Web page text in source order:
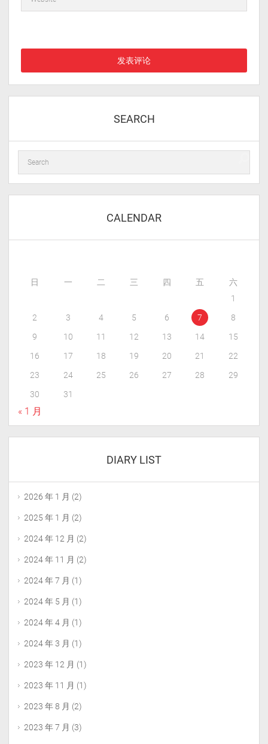
SEARCH
CALENDAR
日 一 二 三 四 五
六
1
2
3 4 5 6 7
8
9
10 11 12 13 14
15
16
17 18 19 20 21
22
23
24 25 26 27 28
29
30
31
« 1 月
DIARY LIST
2026 年 1 月 (2)
2025 年 1 月 (2)
2024 年 12 月 (2)
2024 年 11 月 (2)
2024 年 7 月 (1)
2024 年 5 月 (1)
2024 年 4 月 (1)
2024 年 3 月 (1)
2023 年 12 月 (1)
2023 年 11 月 (1)
2023 年 8 月 (2)
2023 年 7 月 (3)